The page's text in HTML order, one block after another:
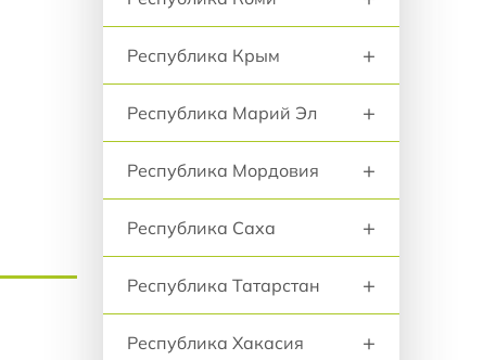
Республика Крым +
Республика Марий Эл +
Республика Мордовия +
Республика Саха +
Республика Татарстан +
Республика Хакасия +